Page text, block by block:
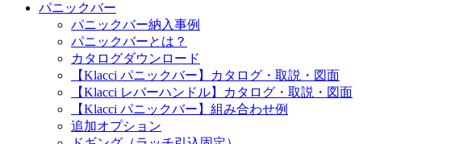
パニックバー
パニックバー納入事例
パニックバーとは？
カタログダウンロード
【Klacci パニックバー】カタログ・取説・図面
【Klacci レバーハンドル】カタログ・取説・図面
【Klacci パニックバー】組み合わせ例
追加オプション